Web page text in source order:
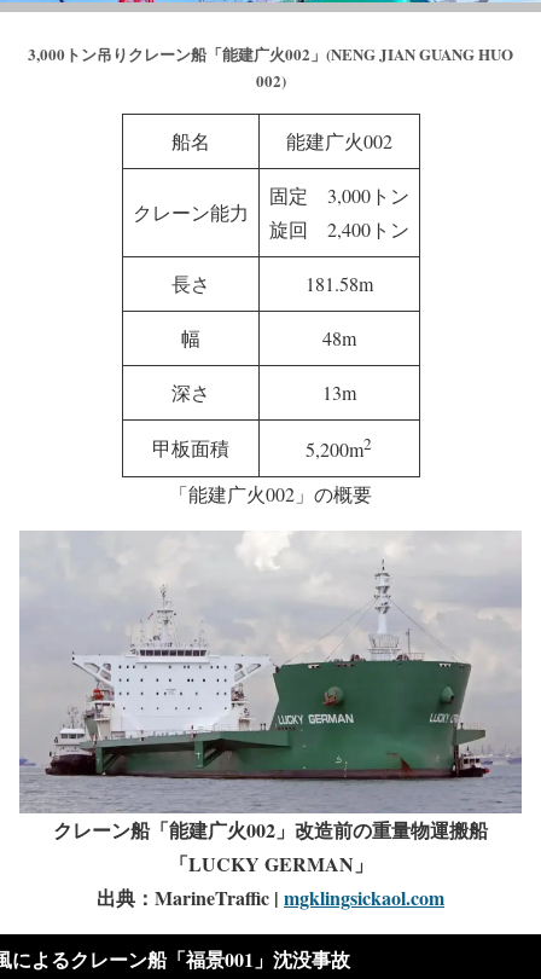
3,000トン吊りクレーン船「能建广火002」(NENG JIAN GUANG HUO
002)
船名 能建广火002
クレーン能力
固定 3,000トン
旋回 2,400トン
長さ 181.58m
幅 48m
深さ 13m
甲板面積 5,200m2
「能建广火002」の概要
クレーン船「能建广火002」改造前の重量物運搬船
「LUCKY GERMAN」
出典：MarineTraffic | mgklingsickaol.com
によるクレーン船「福景001」沈没事故